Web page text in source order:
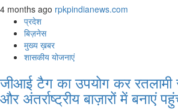
4 months ago rpkpindianews.com
प्रदेश
बिज़नेस
मुख्य ख़बर
शासकीय योजनाएं
जीआई टैग का उपयोग कर रतलामी
और अंतर्राष्ट्रीय बाज़ारों में बनाएं